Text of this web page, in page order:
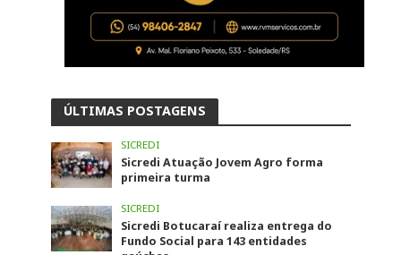
ÚLTIMAS POSTAGENS
SICREDI
Sicredi Atuação Jovem Agro forma
primeira turma
SICREDI
Sicredi Botucaraí realiza entrega do
Fundo Social para 143 entidades